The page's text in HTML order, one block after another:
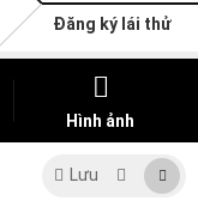
Đăng ký lái thử
Hình ảnh
Lưu